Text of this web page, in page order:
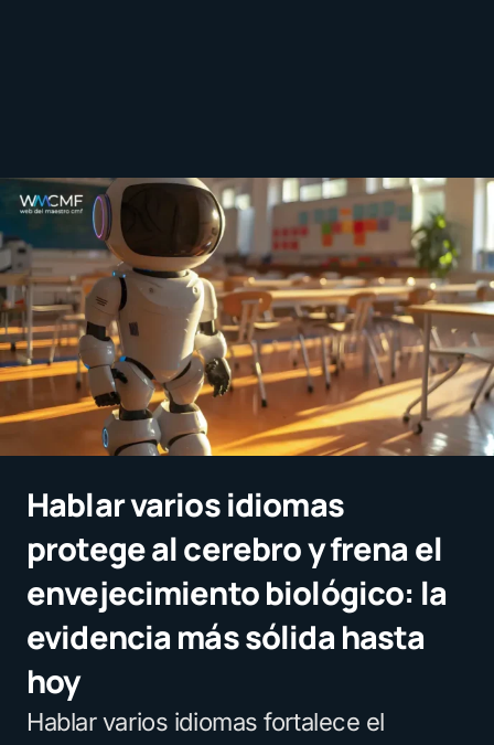
Hablar varios idiomas
protege al cerebro y frena el
envejecimiento biológico: la
evidencia más sólida hasta
hoy
Hablar varios idiomas fortalece el